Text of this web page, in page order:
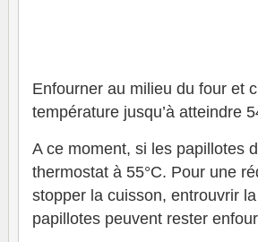
Enfourner au milieu du four et
température jusqu’à atteindre
A ce moment, si les papillotes
thermostat à 55°C. Pour une
stopper la cuisson, entrouvrir
papillotes peuvent rester